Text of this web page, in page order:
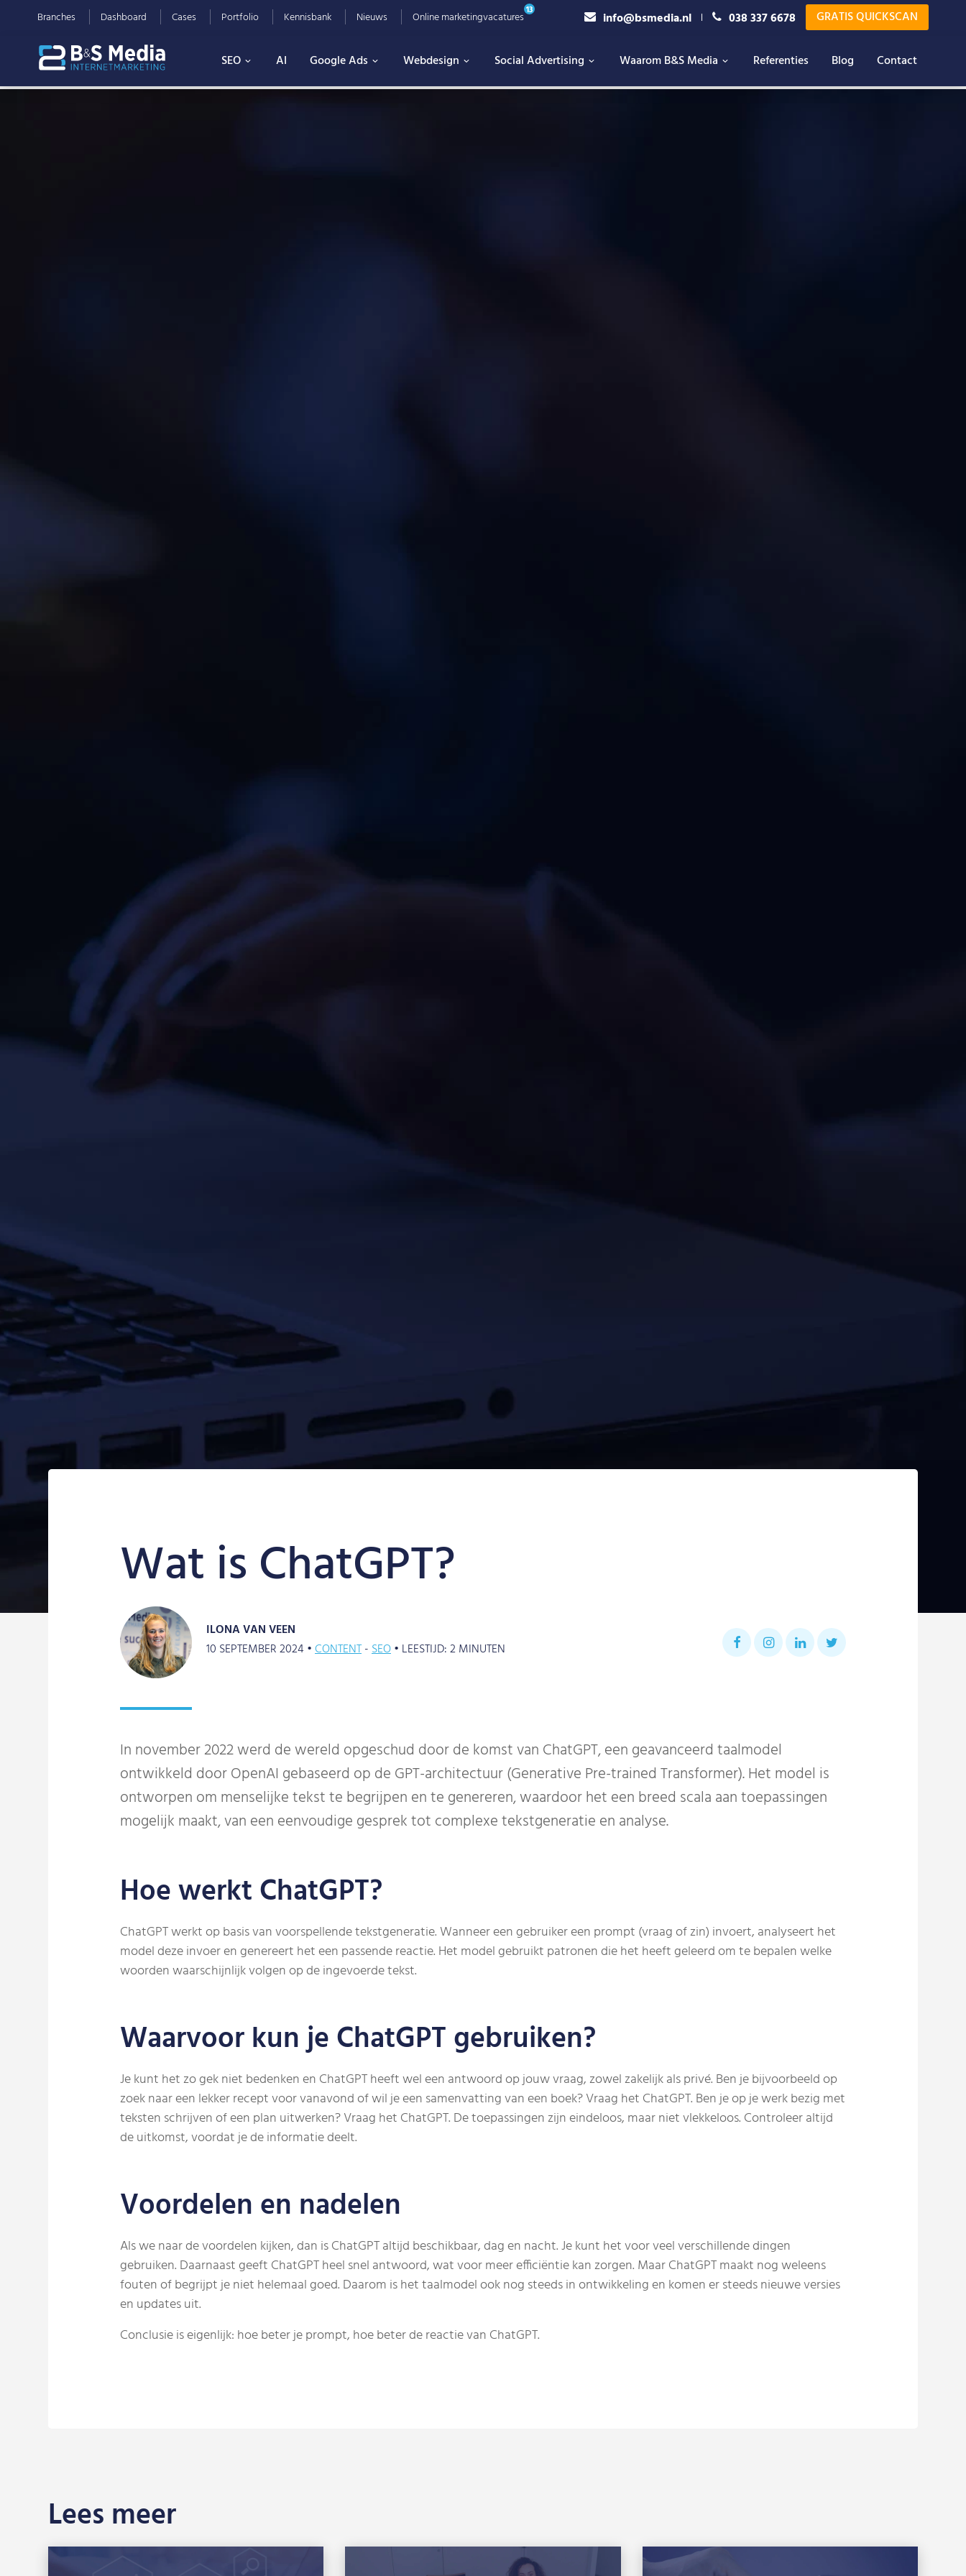
Branches Dashboard Cases Portfolio Kennisbank Nieuws Online marketingvacatures13 info@bsmedia.nl 038 337 6678 GRATIS QUICKSCAN
SEO AI Google Ads Webdesign Social Advertising Waarom B&S Media Referenties Blog Contact
Wat is ChatGPT?
ILONA VAN VEEN
10 SEPTEMBER 2024 •CONTENT SEO• LEESTIJD:2MINUTEN
In november 2022 werd de wereld opgeschud door de komst van ChatGPT, een geavanceerd taalmodel
ontwikkeld door OpenAI gebaseerd op de GPT-architectuur (Generative Pre-trained Transformer). Het model is
ontworpen om menselijke tekst te begrijpen en te genereren, waardoor het een breed scala aan toepassingen
mogelijk maakt, van een eenvoudige gesprek tot complexe tekstgeneratie en analyse.
Hoe werkt ChatGPT?
ChatGPT werkt op basis van voorspellende tekstgeneratie. Wanneer een gebruiker een prompt (vraag of zin) invoert, analyseert het
model deze invoer en genereert het een passende reactie. Het model gebruikt patronen die het heeft geleerd om te bepalen welke
woorden waarschijnlijk volgen op de ingevoerde tekst.
Waarvoor kun je ChatGPT gebruiken?
Je kunt het zo gek niet bedenken en ChatGPT heeft wel een antwoord op jouw vraag, zowel zakelijk als privé. Ben je bijvoorbeeld op
zoek naar een lekker recept voor vanavond of wil je een samenvatting van een boek? Vraag het ChatGPT. Ben je op je werk bezig met
teksten schrijven of een plan uitwerken? Vraag het ChatGPT. De toepassingen zijn eindeloos, maar niet vlekkeloos. Controleer altijd
de uitkomst, voordat je de informatie deelt.
Voordelen en nadelen
Als we naar de voordelen kijken, dan is ChatGPT altijd beschikbaar, dag en nacht. Je kunt het voor veel verschillende dingen
gebruiken. Daarnaast geeft ChatGPT heel snel antwoord, wat voor meer efficiëntie kan zorgen. Maar ChatGPT maakt nog weleens
fouten of begrijpt je niet helemaal goed. Daarom is het taalmodel ook nog steeds in ontwikkeling en komen er steeds nieuwe versies
en updates uit.
Conclusie is eigenlijk: hoe beter je prompt, hoe beter de reactie van ChatGPT.
Lees meer